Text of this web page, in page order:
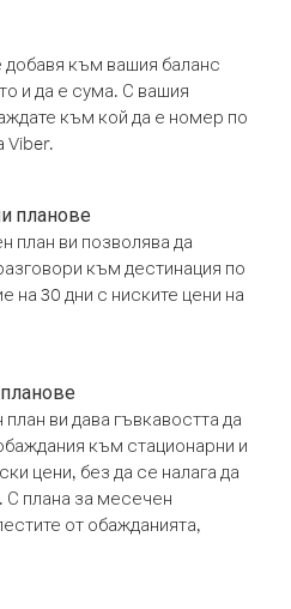
добавя към вашия баланс
и да е сума. С вашия
към кой да е номер по
Viber.
планове
план ви позволява да
към дестинация по
на 30 дни с ниските цени на
ви дава гъвкавостта да
към стационарни и
цени, без да се налага да
С плана за месечен
от обажданията,